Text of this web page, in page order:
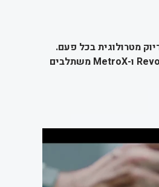
מטרולוגית בכל פעם.
לחיצה אחת – והפלטה המסתובבת הדו-צירית, תוכנת Revo Scan ו-MetroX משתלבים